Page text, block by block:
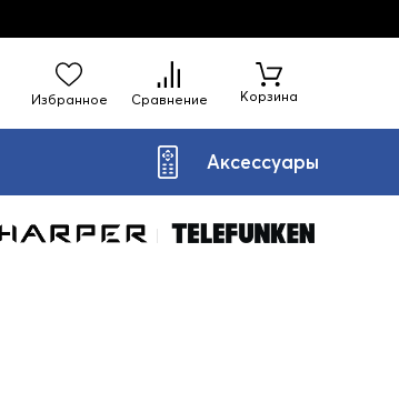
Избранное Сравнение Корзина
Аксессуары